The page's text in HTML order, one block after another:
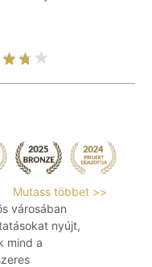
Mutass többet >>
városában
nyújt,
mind a